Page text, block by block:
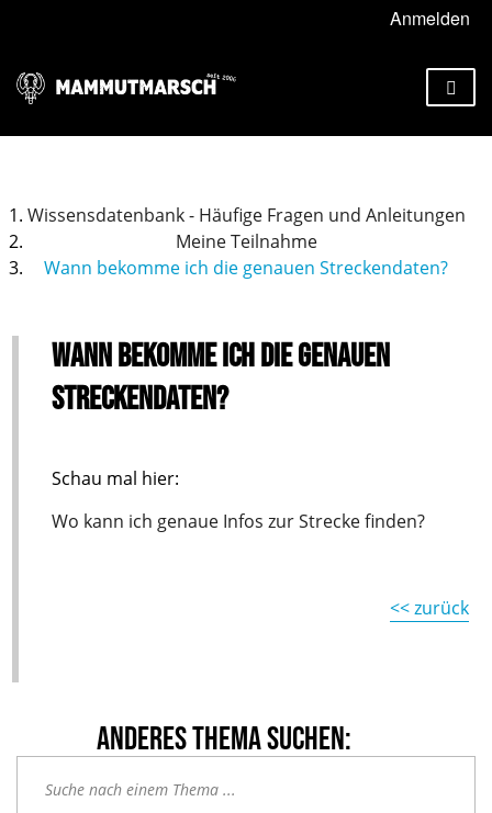
Anmelden
Wissensdatenbank - Häufige Fragen und Anleitungen
Meine Teilnahme
Wann bekomme ich die genauen Streckendaten?
Wann bekomme ich die genauen
Streckendaten?
Schau mal hier:
Wo kann ich genaue Infos zur Strecke finden?
<< zurück